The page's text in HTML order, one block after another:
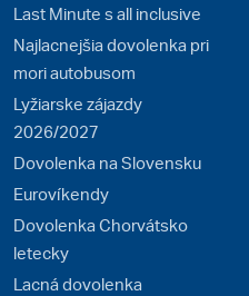
Last Minute s all inclusive
Najlacnejšia dovolenka pri
mori autobusom
Lyžiarske zájazdy
2026/2027
Dovolenka na Slovensku
Eurovíkendy
Dovolenka Chorvátsko
letecky
Lacná dovolenka